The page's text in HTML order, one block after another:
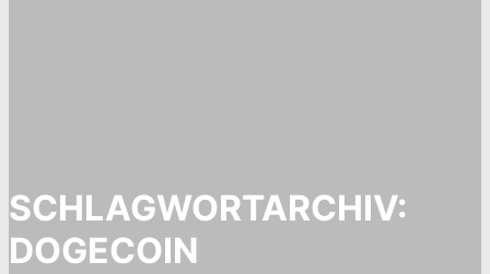
SCHLAGWORTARCHIV:
DOGECOIN